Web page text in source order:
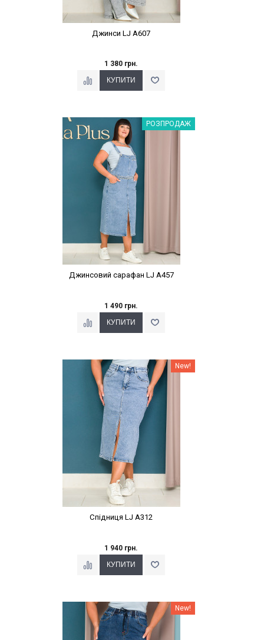
Джинси LJ A607
1 380 грн.
Наклейки Варіант з %РОЗПРОДАЖ
Джинсовий сарафан LJ A457
1 490 грн.
Наклейки Варіант з % New!
Спідниця LJ A312
1 940 грн.
Наклейки Варіант з % New!